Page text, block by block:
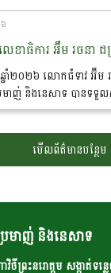
នាំ២០២៦ លោកជំទាវ អ៊ឹម រ
រមាញ់ និងនេសាទ បានទទួ
គម្រោងនាវាសន្តិភាពមេ
មើលព័ត៌មានបន្ថែម
រមាញ់ និងនេសាទ
ព្រះនរោត្តម សង្កាត់ទន្